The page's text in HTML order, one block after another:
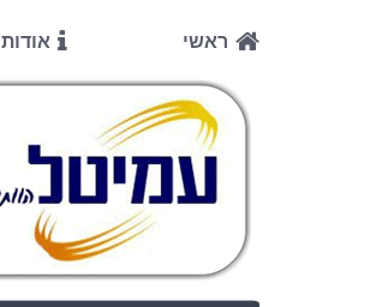
ראשי אודות